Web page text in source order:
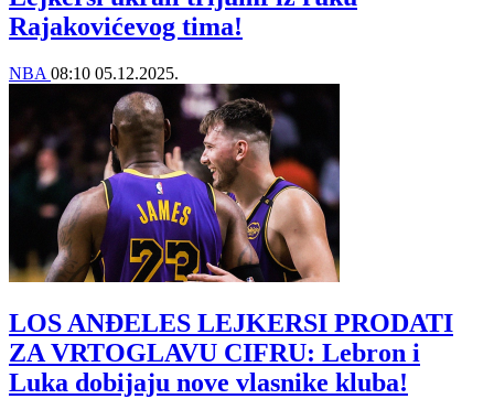
Rajakovićevog tima!
NBA 08:10 05.12.2025.
LOS ANĐELES LEJKERSI PRODATI
ZA VRTOGLAVU CIFRU: Lebron i
Luka dobijaju nove vlasnike kluba!